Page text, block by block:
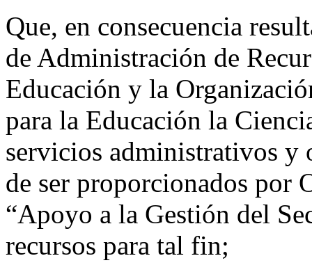
Que, en consecuencia
de Administración de
Educación y la
para la Educación la
servicios administrativos y
de ser proporcionados por
“Apoyo a la Gestión del
recursos para tal fin;